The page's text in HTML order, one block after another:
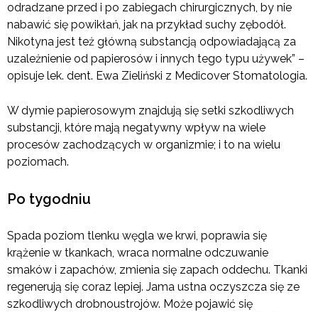
odradzane przed i po zabiegach chirurgicznych, by nie
nabawić się powikłań, jak na przykład suchy zębodół.
Nikotyna jest też główną substancją odpowiadającą za
uzależnienie od papierosów i innych tego typu używek” –
opisuje lek. dent. Ewa Zieliński z Medicover Stomatologia.
W dymie papierosowym znajdują się setki szkodliwych
substancji, które mają negatywny wpływ na wiele
procesów zachodzących w organizmie; i to na wielu
poziomach.
Po tygodniu
Spada poziom tlenku węgla we krwi, poprawia się
krążenie w tkankach, wraca normalne odczuwanie
smaków i zapachów, zmienia się zapach oddechu. Tkanki
regenerują się coraz lepiej. Jama ustna oczyszcza się ze
szkodliwych drobnoustrojów. Może pojawić się